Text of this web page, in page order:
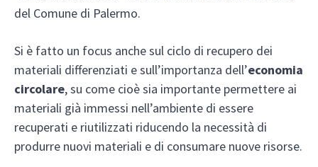
del Comune di Palermo.
Si è fatto un focus anche sul ciclo di recupero dei
materiali differenziati e sull’importanza dell’economia
circolare, su come cioè sia importante permettere ai
materiali già immessi nell’ambiente di essere
recuperati e riutilizzati riducendo la necessità di
produrre nuovi materiali e di consumare nuove risorse.